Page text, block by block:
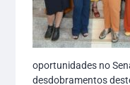
oportunidades no
desdobramentos